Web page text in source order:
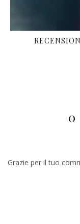
0
Grazie per il tuo